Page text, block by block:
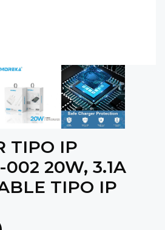
TIPO IP
20W, 3.1A
TIPO IP